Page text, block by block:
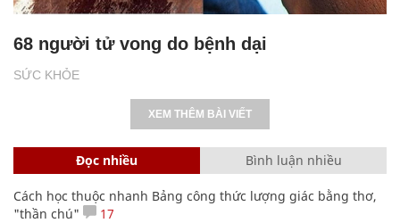
SỨC KHỎE
68 người tử vong do bệnh dại
XEM THÊM BÀI VIẾT
Đọc nhiều Bình luận nhiều
Cách học thuộc nhanh Bảng công thức lượng giác bằng thơ,
"thần chú"
17